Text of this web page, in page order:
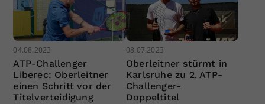
04.08.2023
ATP-Challenger
Liberec: Oberleitner
einen Schritt vor der
Titelverteidigung
08.07.2023
Oberleitner stürmt in
Karlsruhe zu 2. ATP-
Challenger-
Doppeltitel